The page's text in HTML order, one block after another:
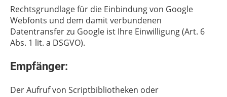
Rechtsgrundlage für die Einbindung von Google
Webfonts und dem damit verbundenen
Datentransfer zu Google ist Ihre Einwilligung (Art. 6
Abs. 1 lit. a DSGVO).
Empfänger:
Der Aufruf von Scriptbibliotheken oder